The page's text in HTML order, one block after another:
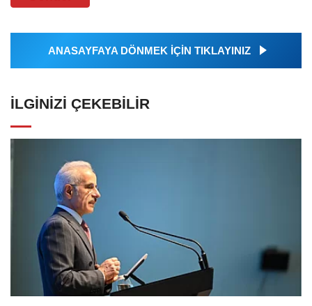
ANASAYFAYA DÖNMEK İÇİN TIKLAYINIZ
İLGINIZI ÇEKEBILIR